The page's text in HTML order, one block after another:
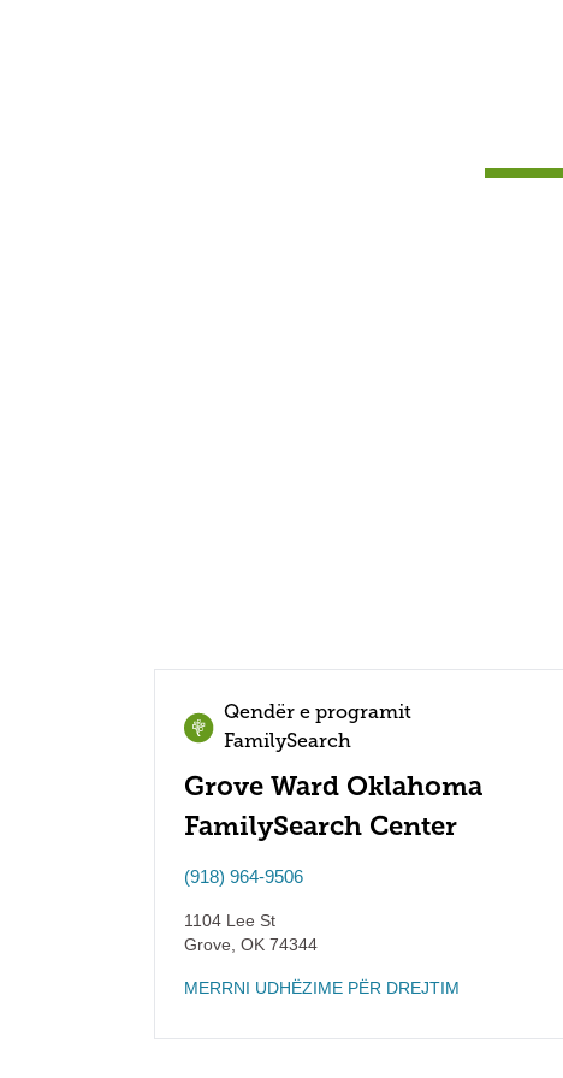
Qendër e programit
FamilySearch
Grove Ward Oklahoma
FamilySearch Center
(918) 964-9506
1104 Lee St
Grove OK 74344
MERRNI UDHËZIME PËR DREJTIM